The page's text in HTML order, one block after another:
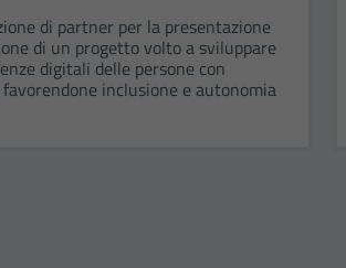
di partner per la presentazione
di un progetto volto a sviluppare
digitali delle persone con
inclusione e autonomia